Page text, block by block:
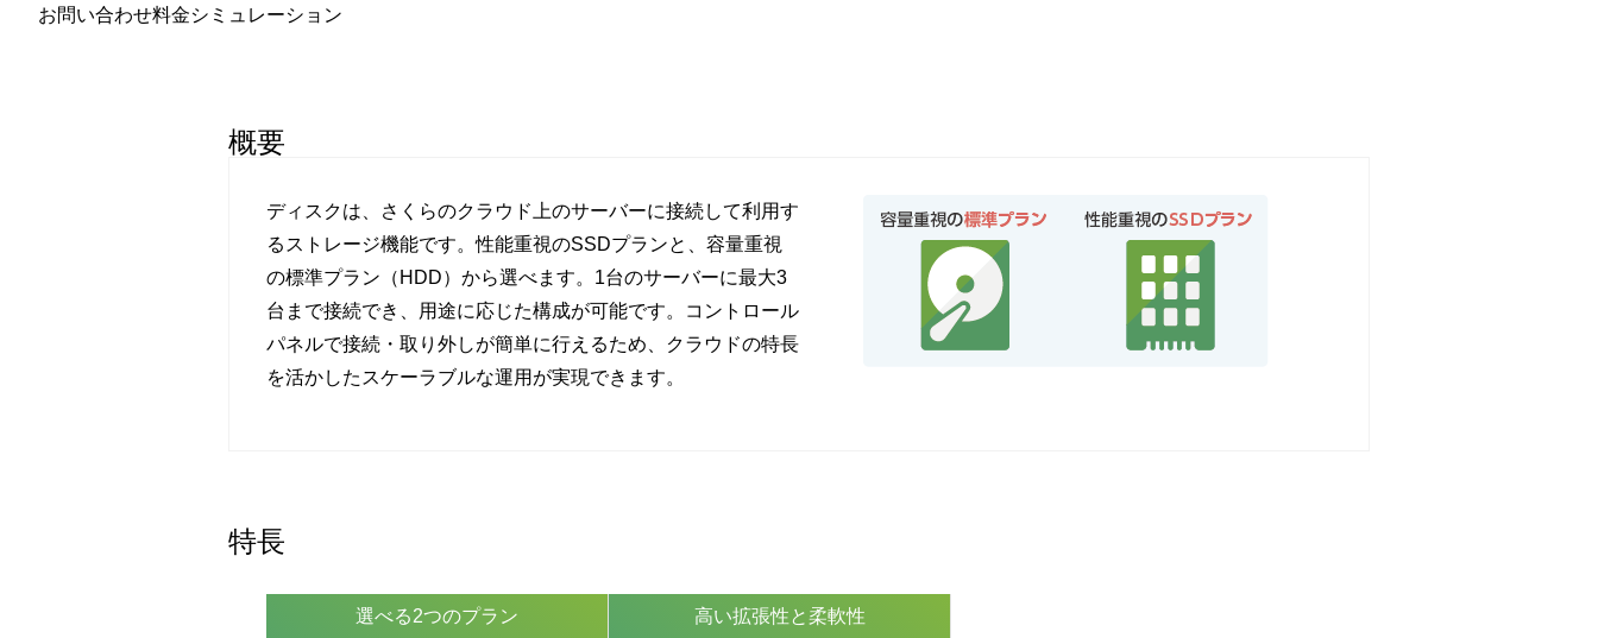
お問い合わせ料金シミュレーション
概要
ディスクは、さくらのクラウド上のサーバーに接続して利用す
るストレージ機能です。性能重視のSSDプランと、容量重視
の標準プラン（HDD）から選べます。1台のサーバーに最大3
台まで接続でき、用途に応じた構成が可能です。コントロール
パネルで接続・取り外しが簡単に行えるため、クラウドの特長
を活かしたスケーラブルな運用が実現できます。
特長
選べる2つのプラン 高い拡張性と柔軟性